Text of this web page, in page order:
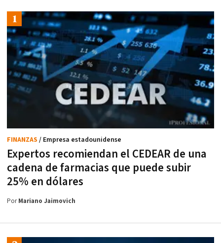
Expertos recomiendan el CEDEAR de una
cadena de farmacias que puede subir
25% en dólares
FINANZAS / Empresa estadounidense
PorMariano Jaimovich